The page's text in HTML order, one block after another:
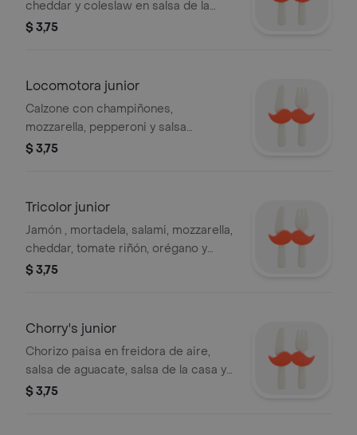
cheddar y coleslaw en salsa de la
casa.
$ 3,75
Locomotora junior
Calzone con champiñones,
mozzarella, pepperoni y salsa
napolitana.
$ 3,75
Tricolor junior
Jamón , mortadela, salami, mozzarella,
cheddar, tomate riñón, orégano y
salsa de la casa.
$ 3,75
Chorry's junior
Chorizo paisa en freidora de aire,
salsa de aguacate, salsa de la casa y
chimichurri especial.
$ 3,75